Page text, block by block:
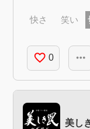
快さ 笑い
favorite_border 0 more_horiz
美し